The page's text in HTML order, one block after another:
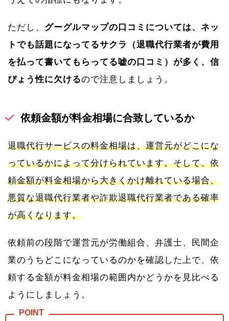
ただし、 グーグルマップの口コミについては、ネッ
トでも話題になってるサクラ（退職代行業者が費用
を払って書いてもらってる嘘の口コミ）が多く、信
ぴょう性に欠けるので注意しましょう。
依頼金額が料金相場に合致しているか
退職代行サービスの料金相場は、運営元がどこにな
っているかによって分けられています。そして、依
頼金額が料金相場から大きくかけ離れている場合、
悪質な退職代行業者や詐欺退職代行業者である確率
が高くなります。
依頼前の段階で運営元が労働組合、弁護士、民間企
業のうちどこになっているのかを確認した上で、依
頼する金額が料金相場の範囲内かどうかを見比べる
ようにしましょう。